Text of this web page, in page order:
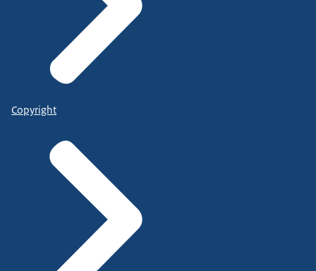
Copyright